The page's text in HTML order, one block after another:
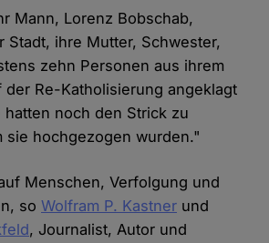
Mann, Lorenz Bobschab,
Stadt, ihre Mutter, Schwester,
zehn Personen aus ihrem
der Re-Katholisierung angeklagt
noch den Strick zu
sie hochgezogen wurden."
Menschen, Verfolgung und
soWolfram P. Kastner und
, Journalist, Autor und